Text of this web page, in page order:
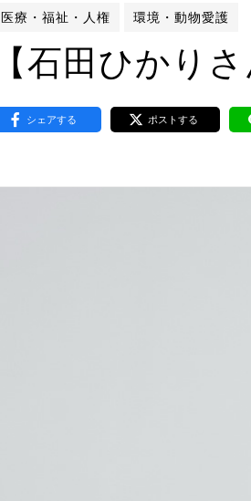
東京ボランティアレガシ
もっと知りたい！VLNでで
医療・福祉・人権 環境・動物愛護
【石田ひかり
シェアする ポストする